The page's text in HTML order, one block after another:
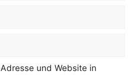
und Website in